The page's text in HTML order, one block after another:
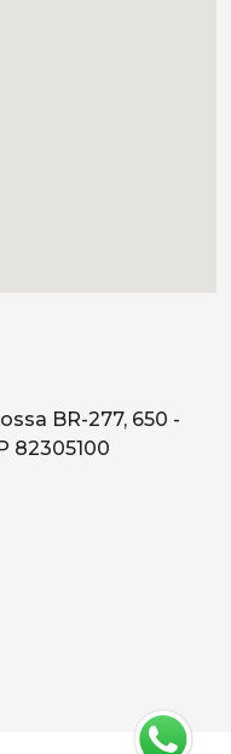
BR-277, 650 -
82305100